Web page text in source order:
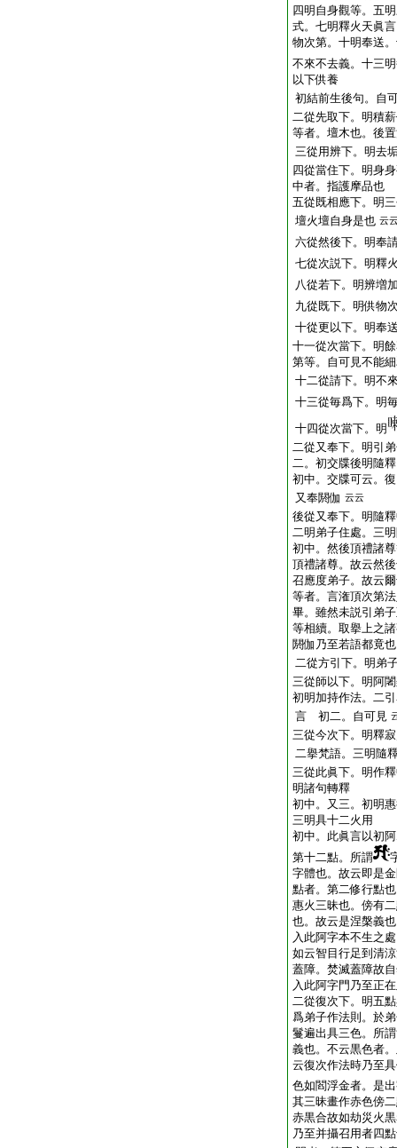
四明自身觀等。五
式。七明釋火天眞
物次第。十明奉送
不來不去義。十三
以下供養
初結前生後句。自
二從先取下。明積
等者。壇木也。後
三從用辨下。明去
四從當住下。明身
中者。指護摩品也
五從既相應下。明
壇火壇自身是也 云
六從然後下。明奉
七從次説下。明釋
八從若下。明辨増
九從既下。明供物
十從更以下。明奉
十一從次當下。明
第等。自可見不能
十二從請下。明不
十三從毎爲下。明
十四從次當下。明
二從又奉下。明引
二。初交牒後明隨釋
初中。交牒可云。
又奉閼伽 云云
後從又奉下。明隨
二明弟子住處。三
初中。然後頂禮諸
頂禮諸尊。故云然
召應度弟子。故云
等者。言潅頂次第
畢。雖然未説引弟
等相續。取擧上之
閼伽乃至若語都竟也
二從方引下。明弟
三從師以下。明阿
初明加持作法。二
言 初二。自可見
三從今次下。明釋
二擧梵語。三明隨
三從此眞下。明作
明諸句轉釋
初中。又三。初明
三明具十二火用
初中。此眞言以初
第十二點。所謂
字體也。故云即是
點者。第二修行點
惠火三昧也。傍有
也。故云是涅槃義
入此阿字本不生之
如云智目行足到清
蓋障。焚滅蓋障故
入此阿字門乃至正
二從復次下。明五
爲弟子作法則。於
鬘遍出具三色。所
義也。不云黒色者
云復次作法時乃至
色如閻浮金者。是
其三昧畫作赤色傍
赤黒合故如劫災火
乃至并攝召用者四